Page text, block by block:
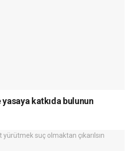
katkıda bulunun